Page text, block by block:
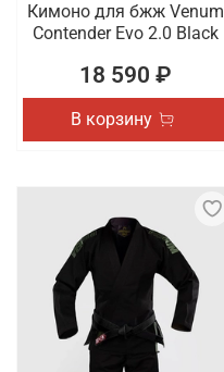
Кимоно для бжж Venum
Contender Evo 2.0 Black
18 590 ₽
В корзину